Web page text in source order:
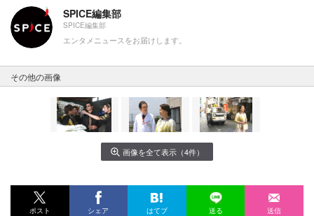
SPICE編集部
SPICE編集部
エンタメニュースをお届けします。
その他の画像
画像を全て表示（4件）
ポスト シェア はてブ 送る 送信